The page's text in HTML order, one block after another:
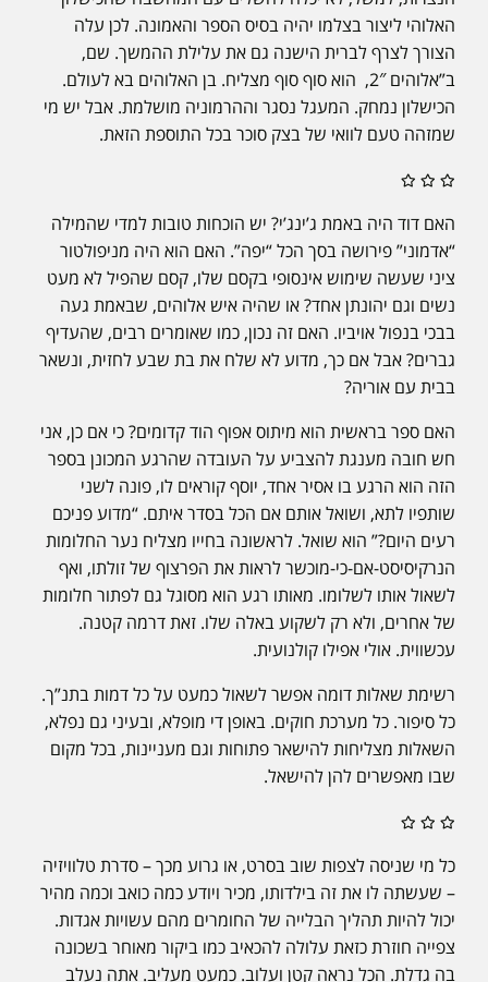
האלוהי ליצור בצלמו יהיה בסיס הספר והאמונה. לכן עלה
הצורך לצרף לברית הישנה גם את עלילת ההמשך. שם,
ב”אלוהים 2″, הוא סוף סוף מצליח. בן האלוהים בא לעולם.
הכישלון נמחק. המעגל נסגר וההרמוניה מושלמת. אבל יש מי
שמזהה טעם לוואי של בצק סוכר בכל התוספת הזאת.
האם דוד היה באמת ג’ינג’י? יש הוכחות טובות למדי שהמילה
“אדמוני” פירושה בסך הכל “יפה”. האם הוא היה מניפולטור
ציני שעשה שימוש אינסופי בקסם שלו, קסם שהפיל לא מעט
נשים וגם יהונתן אחד? או שהיה איש אלוהים, שבאמת געה
בבכי בנפול אויביו. האם זה נכון, כמו שאומרים רבים, שהעדיף
גברים? אבל אם כך, מדוע לא שלח את בת שבע לחזית, ונשאר
בבית עם אוריה?
האם ספר בראשית הוא מיתוס אפוף הוד קדומים? כי אם כן, אני
חש חובה מענגת להצביע על העובדה שהרגע המכונן בספר
הזה הוא הרגע בו אסיר אחד, יוסף קוראים לו, פונה לשני
שותפיו לתא, ושואל אותם אם הכל בסדר איתם. “מדוע פניכם
רעים היום?” הוא שואל. לראשונה בחייו מצליח נער החלומות
הנרקיסיסט-אם-כי-מוכשר לראות את הפרצוף של זולתו, ואף
לשאול אותו לשלומו. מאותו רגע הוא מסוגל גם לפתור חלומות
של אחרים, ולא רק לשקוע באלה שלו. זאת דרמה קטנה.
עכשווית. אולי אפילו קולנועית.
רשימת שאלות דומה אפשר לשאול כמעט על כל דמות בתנ”ך.
כל סיפור. כל מערכת חוקים. באופן די מופלא, ובעיני גם נפלא,
השאלות מצליחות להישאר פתוחות וגם מעניינות, בכל מקום
שבו מאפשרים להן להישאל.
כל מי שניסה לצפות שוב בסרט, או גרוע מכך – סדרת טלוויזיה
– שעשתה לו את זה בילדותו, מכיר ויודע כמה כואב וכמה מהיר
יכול להיות תהליך הבלייה של החומרים מהם עשויות אגדות.
צפייה חוזרת כזאת עלולה להכאיב כמו ביקור מאוחר בשכונה
בה גדלת. הכל נראה קטן ועלוב. כמעט מעליב. אתה נעלב